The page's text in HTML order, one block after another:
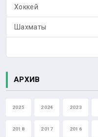
Хоккей
Шахматы
АРХИВ
2025 2024 2023
2018 2017 2016